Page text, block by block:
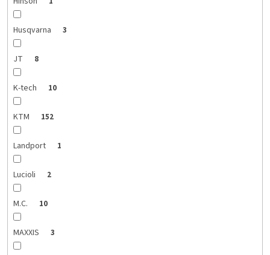
Husqvarna 3
JT 8
K-tech 10
KTM 152
Landport 1
Lucioli 2
M.C. 10
MAXXIS 3